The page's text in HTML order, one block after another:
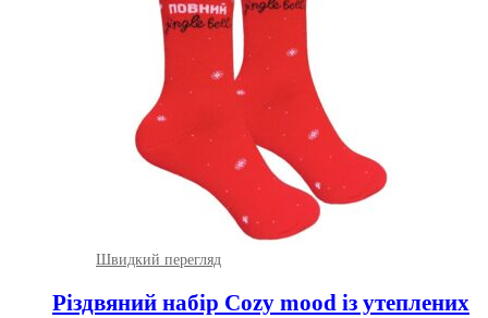
Швидкий перегляд
Різдвяний набір Cozy mood із утеплених